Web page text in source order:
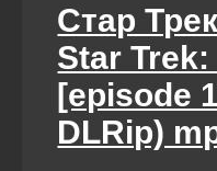
Стар
Star
[episode
DLRip)